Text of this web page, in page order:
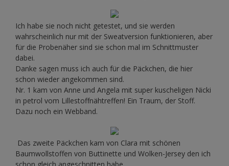
Ich habe sie noch nicht getestet, und sie werden
wahrscheinlich nur mit der Sweatversion funktionieren, aber
für die Probenäher sind sie schon mal im Schnittmuster
dabei.
Danke sagen muss ich auch für die Päckchen, die hier
schon wieder angekommen sind.
Nr. 1 kam von Anne und Angela mit super kuscheligen Nicki
in petrol vom Lillestoffnähtreffen! Ein Traum, der Stoff.
Dazu noch ein Webband.
Das zweite Päckchen kam von Clara mit schönen
Baumwollstoffen von Buttinette und Wolken-Jersey den ich